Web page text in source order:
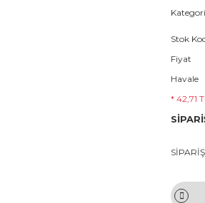
Kategori
Stok
Fiyat
Havale
* 42,71